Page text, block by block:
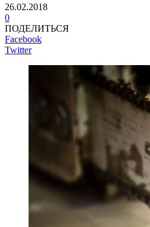
26.02.2018
0
ПОДЕЛИТЬСЯ
Facebook
Twitter